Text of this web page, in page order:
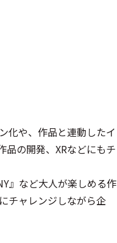
化や、作品と連動したイ
品の開発、XRなどにもチ
』など大人が楽しめる作
チャレンジしながら企